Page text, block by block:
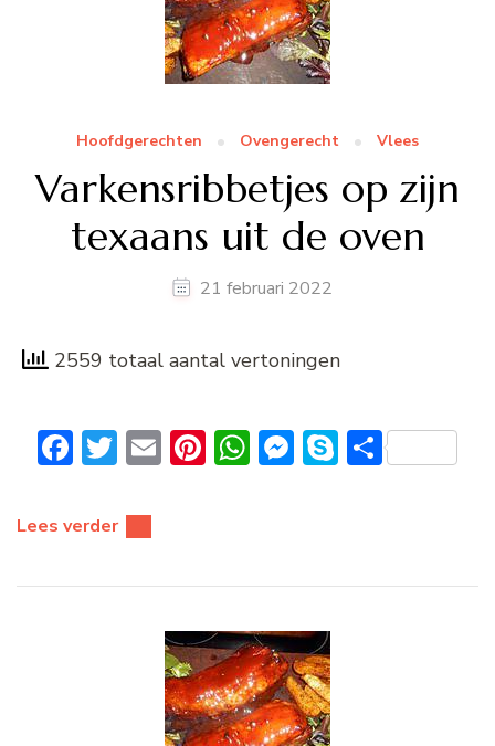
Hoofdgerechten Ovengerecht Vlees
Varkensribbetjes op zijn
texaans uit de oven
21 februari 2022
2559 totaal aantal vertoningen
Facebook
Twitter
EmailPinterest
WhatsApp
Messenger
Skype
Delen
Lees verder